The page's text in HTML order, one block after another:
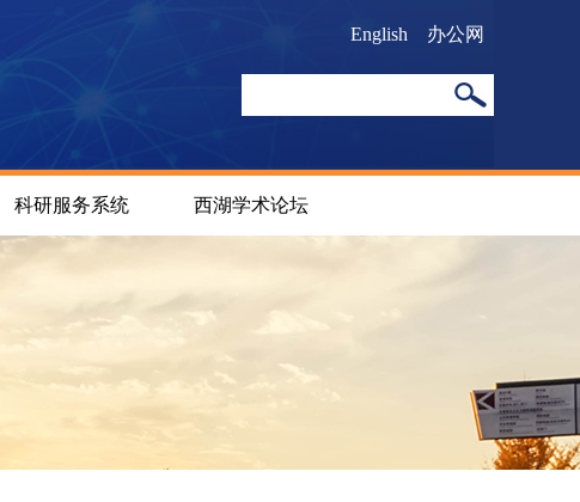
办公网
English
科研服务系统 西湖学术论坛